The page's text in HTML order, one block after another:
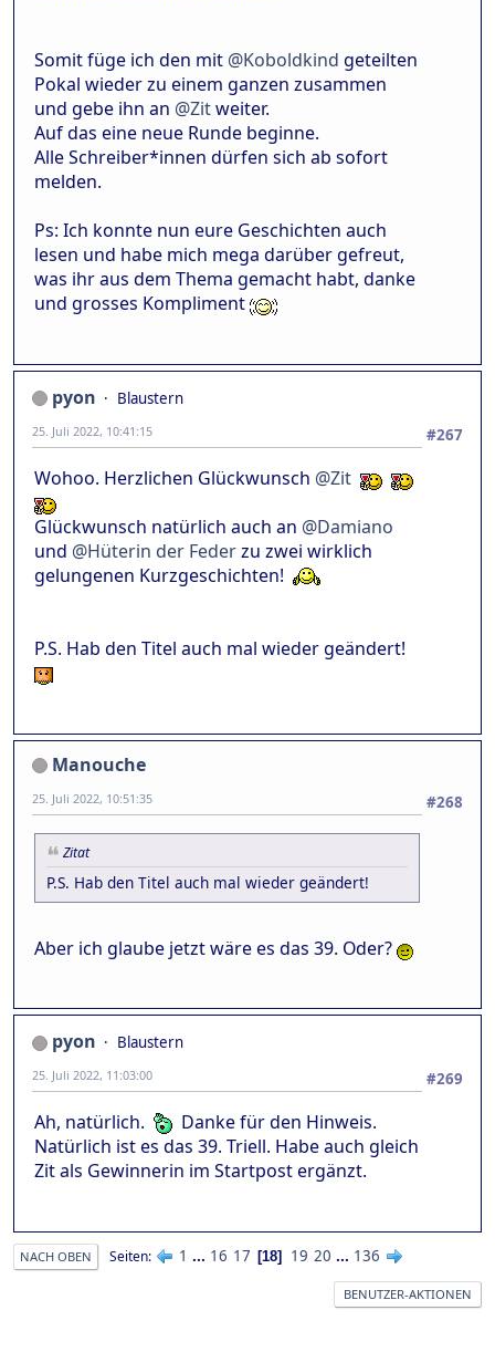
Somit füge ich den mit @Koboldkind geteilten
Pokal wieder zu einem ganzen zusammen
und gebe ihn an @Zitweiter.
Auf das eine neue Runde beginne.
Alle Schreiber*innen dürfen sich ab sofort
melden.
Ps: Ich konnte nun eure Geschichten auch
lesen und habe mich mega darüber gefreut,
was ihr aus dem Thema gemacht habt, danke
und grosses Kompliment
pyon
Blaustern
#267
25. Juli 2022, 10:41:15
Wohoo. Herzlichen Glückwunsch @Zit
Glückwunsch natürlich auch an @Damiano
und @Hüterin der Federzu zwei wirklich
gelungenen Kurzgeschichten!
P.S. Hab den Titel auch mal wieder geändert!
Manouche
#268
25. Juli 2022, 10:51:35
Zitat
P.S. Hab den Titel auch mal wieder geändert!
Aber ich glaube jetzt wäre es das 39. Oder?
pyon
Blaustern
#269
25. Juli 2022, 11:03:00
Ah, natürlich.
Danke für den Hinweis.
Natürlich ist es das 39. Triell. Habe auch gleich
Zit als Gewinnerin im Startpost ergänzt.
NACH OBEN Seiten 1 ... 16 17 18 19 20 ... 136
BENUTZER-AKTIONEN